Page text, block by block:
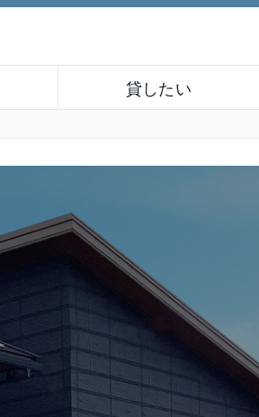
貸したい